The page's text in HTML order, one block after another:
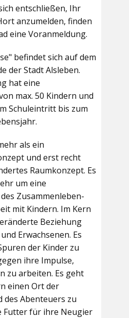
entschließen, Ihr
anzumelden, finden
eine Voranmeldung.
befindet sich auf dem
der Stadt Alsleben.
hat eine
max. 50 Kindern und
Schuleintritt bis zum
als ein
und erst recht
Raumkonzept. Es
um eine
Zusammenleben-
mit Kindern. Im Kern
Beziehung
Erwachsenen. Es
der Kinder zu
ihre Impulse,
zu arbeiten. Es geht
einen Ort der
des Abenteuers zu
Futter für ihre Neugier